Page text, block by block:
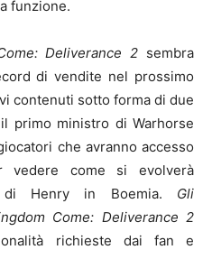
funzione.
Deliverance 2 sembra
di vendite nel prossimo
contenuti sotto forma di due
primo ministro di Warhorse
che avranno accesso
vedere come si evolverà
di Henry in Boemia. Gli
Come: Deliverance 2
richieste dai fan e